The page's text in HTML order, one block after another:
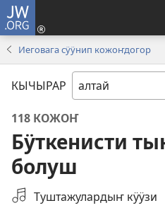
JW.ORG
Иеговага сӱӱнип кожоҥдогор
КЫЧЫРАР
118 КОЖОҤ
Бӱткенисти
болуш
SelectТуштажулардыҥ кӱӱзи